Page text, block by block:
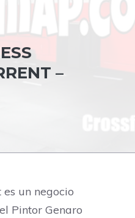
–
un negocio
Pintor Genaro